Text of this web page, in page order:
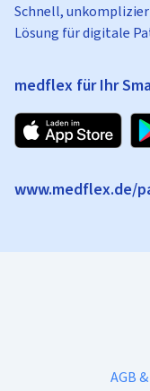
Schnell,
Lösung für digitale
medflex für Ihr
www.medflex.de/
AGB